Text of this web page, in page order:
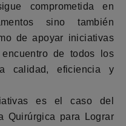
comprometida en
sino también
de apoyar iniciativas
de todos los
calidad, eficiencia y
es el caso del
Quirúrgica para Lograr